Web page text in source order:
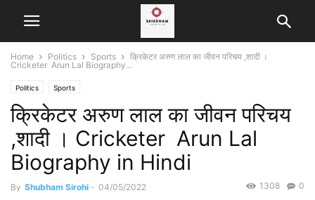
Home Politics Sports
क्रिकेटर अरुण लाल का जीवन परिचय ,शादी ।
Cricketer Arun Lal Biography...
Politics Sports
क्रिकेटर अरुण लाल का जीवन परिचय
,शादी । Cricketer Arun Lal
Biography in Hindi
By Shubham Sirohi - 04/05/2022 0
1308